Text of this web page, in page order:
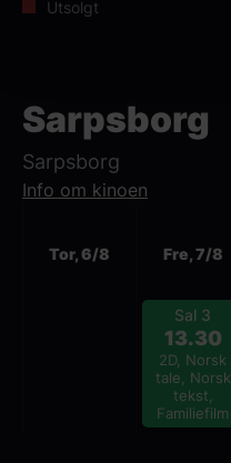
Sarpsborg
Sarpsborg
Info om kinoen
Tor, 6/8 Fre, 7/8
Sal 3
13.30
2D, Norsk
tale, Norsk
tekst,
Familiefilm
Utsolgt